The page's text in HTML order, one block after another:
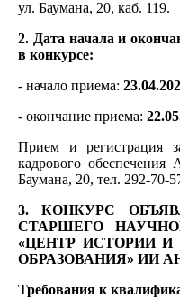
ул. Баумана, 20, каб. 119.
2. Дата начала и
в конкурсе:
- начало приема:
- окончание приема:
Прием и регистрация
кадрового
Баумана, 20, тел. 292-70-
3. КОНКУРС
СТАРШЕГО
«ЦЕНТР ИСТОРИИ
ОБРАЗОВАНИЯ» ИИ
Требования к